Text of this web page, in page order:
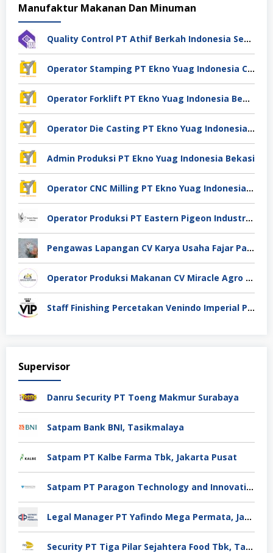
Manufaktur Makanan Dan Minuman
Quality Control PT Athif Berkah Indonesia Semarang
Operator Stamping PT Ekno Yuag Indonesia Cikarang
Operator Forklift PT Ekno Yuag Indonesia Bekasi
Operator Die Casting PT Ekno Yuag Indonesia Bekasi
Admin Produksi PT Ekno Yuag Indonesia Bekasi
Operator CNC Milling PT Ekno Yuag Indonesia Bekasi
Operator Produksi PT Eastern Pigeon Industry Deli Serdang
Pengawas Lapangan CV Karya Usaha Fajar Pasuruan
Operator Produksi Makanan CV Miracle Agro Spices Sidoarjo
Staff Finishing Percetakan Venindo Imperial Perkasa Bandung Kota
Supervisor
Danru Security PT Toeng Makmur Surabaya
Satpam Bank BNI, Tasikmalaya
Satpam PT Kalbe Farma Tbk, Jakarta Pusat
Satpam PT Paragon Technology and Innovation Jakarta
Legal Manager PT Yafindo Mega Permata, Jakarta Barat
Security PT Tiga Pilar Sejahtera Food Tbk, Tangerang